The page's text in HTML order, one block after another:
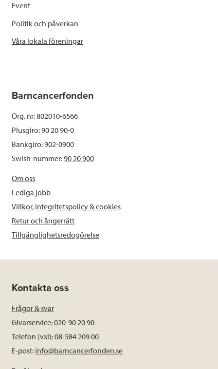
Event
Politik och påverkan
Våra lokala föreningar
Barncancerfonden
Org. nr: 802010-6566
Plusgiro: 90 20 90-0
Bankgiro: 902-0900
Swish-nummer:90 20 900
Om oss
Lediga jobb
Villkor, integritetspolicy & cookies
Retur och ångerrätt
Tillgänglighetsredogörelse
Kontakta oss
Frågor & svar
Givarservice: 020-90 20 90
Telefon (vxl): 08-584 209 00
E-post: info@barncancerfonden.se